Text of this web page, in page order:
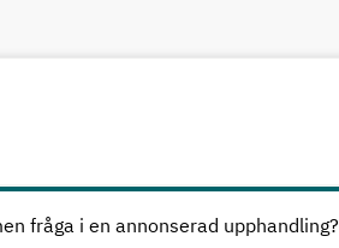
fråga i en annonserad upphandling?